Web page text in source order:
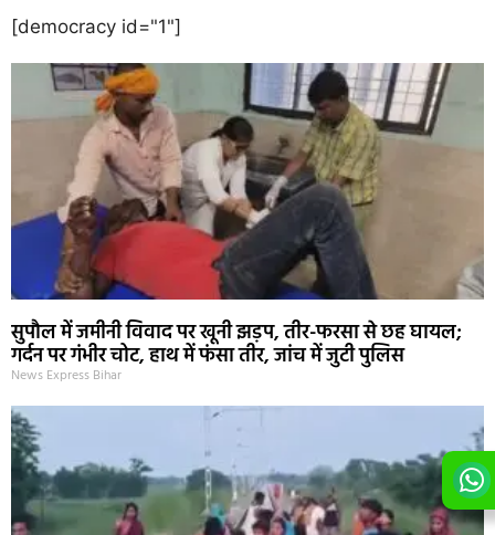
[democracy id="1"]
सुपौल में जमीनी विवाद पर खूनी झड़प, तीर-फरसा से छह घायल;
गर्दन पर गंभीर चोट, हाथ में फंसा तीर, जांच में जुटी पुलिस
News Express Bihar